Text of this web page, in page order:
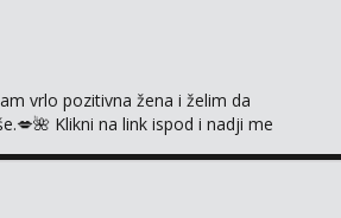
vrlo pozitivna žena i želim da
Klikni na link ispod i nadji me